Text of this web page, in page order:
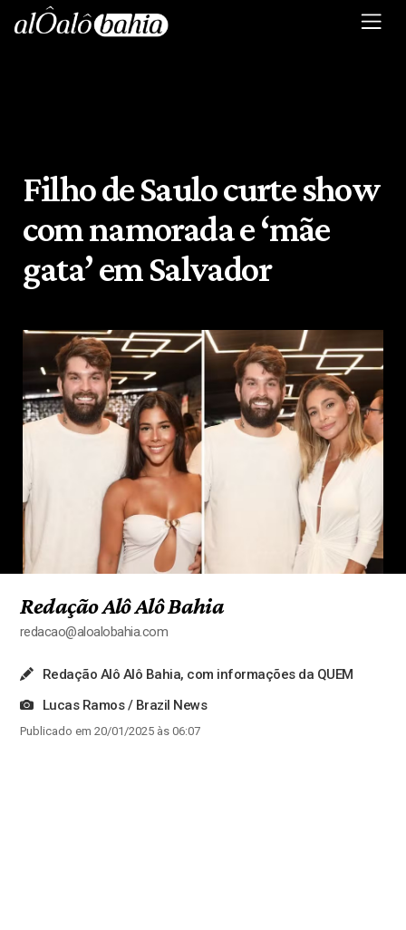
Filho de Saulo curte show
com namorada e ‘mãe
gata’ em Salvador
Redação Alô Alô Bahia
redacao@aloalobahia.com
Redação Alô Alô Bahia, com informações da QUEM
Lucas Ramos / Brazil News
Publicado em 20/01/2025 às 06:07